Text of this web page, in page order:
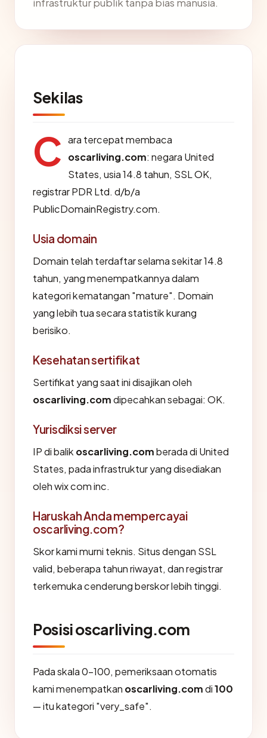
infrastruktur publik tanpa bias manusia.
Sekilas
C ara tercepat membaca
oscarliving.com: negara United
States, usia 14.8 tahun, SSL OK,
registrar PDR Ltd. d/b/a
PublicDomainRegistry.com.
Usia domain
Domain telah terdaftar selama sekitar 14.8
tahun, yang menempatkannya dalam
kategori kematangan "mature". Domain
yang lebih tua secara statistik kurang
berisiko.
Kesehatan sertifikat
Sertifikat yang saat ini disajikan oleh
oscarliving.comdipecahkan sebagai: OK.
Yurisdiksi server
IP di balik oscarliving.comberada di United
States, pada infrastruktur yang disediakan
oleh wix com inc.
Haruskah Anda mempercayai
oscarliving.com?
Skor kami murni teknis. Situs dengan SSL
valid, beberapa tahun riwayat, dan registrar
terkemuka cenderung berskor lebih tinggi.
Posisi oscarliving.com
Pada skala 0-100, pemeriksaan otomatis
kami menempatkan oscarliving.comdi100
— itu kategori "very_safe".